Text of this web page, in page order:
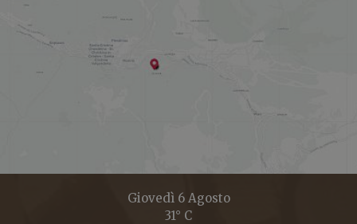
Giovedì 6 Agosto
31° C